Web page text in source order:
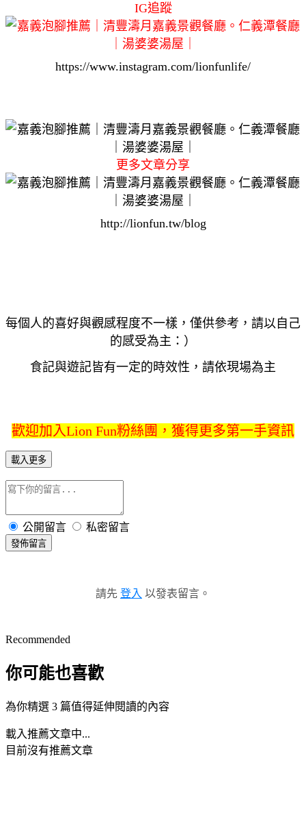
IG追蹤
https://www.instagram.com/lionfunlife/
更多文章分享
http://lionfun.tw/blog
每個人的喜好與觀感程度不一樣，僅供參考，請以自己
的感受為主：）
食記與遊記皆有一定的時效性，請依現場為主
歡迎加入Lion Fun粉絲團，獲得更多第一手資訊
載入更多
公開留言 私密留言
發佈留言
請先 登入 以發表留言。
Recommended
你可能也喜歡
為你精選 3 篇值得延伸閱讀的內容
載入推薦文章中...
目前沒有推薦文章